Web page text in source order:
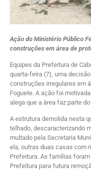
Ação do Ministério Público
construções em área de
Equipes da Prefeitura de
quarta-feira (7), uma
construções irregulares em
Foguete. A ação foi
alega que a área faz parte
A estrutura demolida nesta
telhado, descaracterizando
multado pela Secretaria
ela, outras duas casas com
Prefeitura. As famílias
Prefeitura para futura